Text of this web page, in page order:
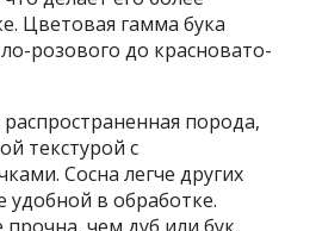
Цветовая гамма бука
розового до красновато-
распространенная порода,
текстурой с
Сосна легче других
удобной в обработке.
чем дуб или бук.